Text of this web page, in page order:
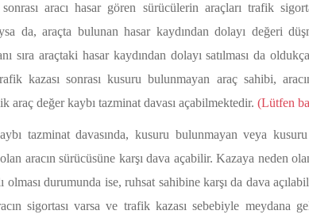
aracı hasar gören sürücülerin araçları trafik
da, araçta bulunan hasar kaydından dolayı değeri
sıra araçtaki hasar kaydından dolayı satılması da
kazası sonrası kusuru bulunmayan araç sahibi,
araç değer kaybı tazminat davası açabilmektedir. (Lütfen
tazminat davasında, kusuru bulunmayan veya
aracın sürücüsüne karşı dava açabilir. Kazaya neden
olması durumunda ise, ruhsat sahibine karşı da dava
sigortası varsa ve trafik kazası sebebiyle meydana